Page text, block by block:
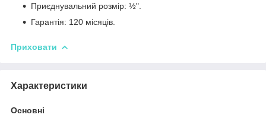
Приєднувальний розмір: ½".
Гарантія: 120 місяців.
Приховати
Характеристики
Основні